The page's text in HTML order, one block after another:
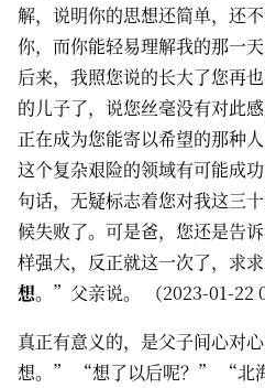
解，说明你的思想还简单，还
你，而你能轻易理解我的那一
后来，我照您说的长大了您再
的儿子了，说您丝毫没有对此
正在成为您能寄以希望的那种
这个复杂艰险的领域有可能成
句话，无疑标志着您对我这三
候失败了。可是爸，您还是告
样强大，反正就这一次了，求
想。”父亲说。 （2023-01-22
真正有意义的，是父子间心对
想。” “想了以后呢？” “北